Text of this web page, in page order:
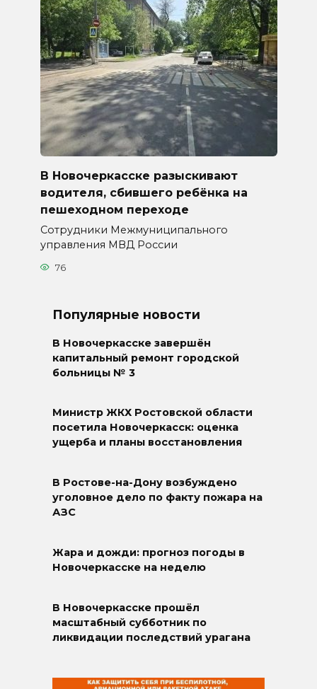
В Новочеркасске разыскивают
водителя, сбившего ребёнка на
пешеходном переходе
Сотрудники Межмуниципального
управления МВД России
76
Популярные новости
В Новочеркасске завершён
капитальный ремонт городской
больницы № 3
Министр ЖКХ Ростовской области
посетила Новочеркасск: оценка
ущерба и планы восстановления
В Ростове-на-Дону возбуждено
уголовное дело по факту пожара на
АЗС
Жара и дожди: прогноз погоды в
Новочеркасске на неделю
В Новочеркасске прошёл
масштабный субботник по
ликвидации последствий урагана